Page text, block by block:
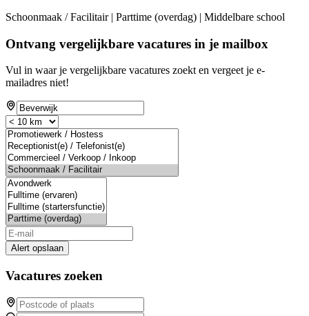
Schoonmaak / Facilitair | Parttime (overdag) | Middelbare school
Ontvang vergelijkbare vacatures in je mailbox
Vul in waar je vergelijkbare vacatures zoekt en vergeet je e-
mailadres niet!
Alert opslaan
Vacatures zoeken